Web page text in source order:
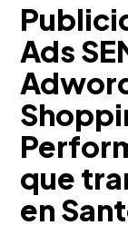
Ads
que
en